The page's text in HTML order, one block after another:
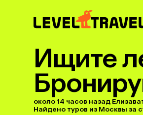
Ищите
около 14 часов назад
Найдено туров из Москвы за